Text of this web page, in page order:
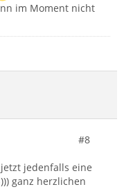
im Moment nicht
#8
jedenfalls eine
ganz herzlichen